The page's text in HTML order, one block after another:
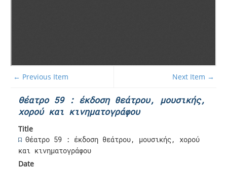
← Previous Item Next Item →
Θέατρο 59 : έκδοση θεάτρου, μουσικής,
χορού και κινηματογράφου
Title
Θέατρο 59 : έκδοση θεάτρου, μουσικής, χορού
και κινηματογράφου
Date